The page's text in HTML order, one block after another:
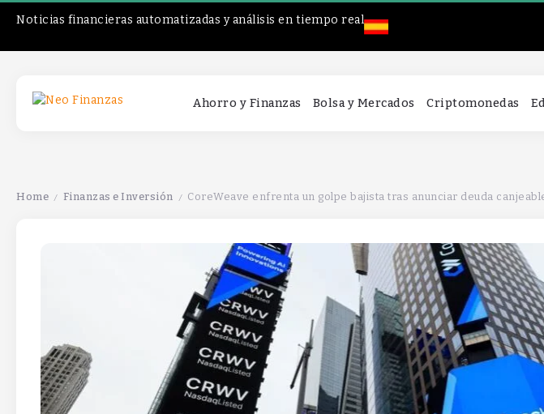
Noticias financieras automatizadas y análisis en tiempo real
Ahorro y Finanzas Bolsa y Mercados Criptomonedas
Home / Finanzas e Inversión / CoreWeave enfrenta un golpe bajista tras anunciar deuda